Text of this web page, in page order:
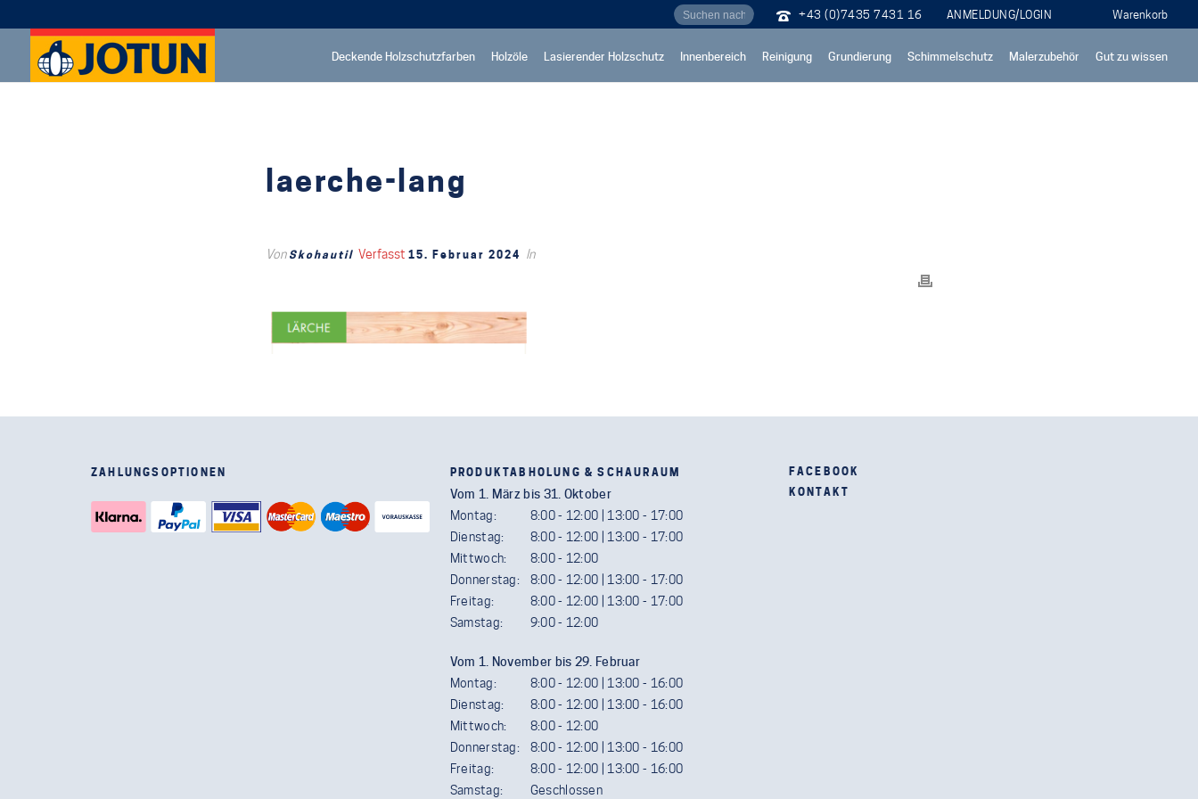
ANMELDUNG/LOGIN
+43 (0)7435 7431 16
Deckende Holzschutzfarben Holzöle Lasierender Holzschutz Innenbereich Reinigung Grundierung Schimmelschutz Malerzubehör Gut zu wissen
laerche-lang
Von Skohautil Verfasst 15. Februar 2024 In
ZAHLUNGSOPTIONEN PRODUKTABHOLUNG & SCHAURAUM
Vom 1. März bis 31. Oktober
Montag:
8:00 - 12:00 | 13:00 - 17:00
Dienstag:
8:00 - 12:00 | 13:00 - 17:00
Mittwoch:
8:00 - 12:00
Donnerstag:
8:00 - 12:00 | 13:00 - 17:00
Freitag:
8:00 - 12:00 | 13:00 - 17:00
Samstag:
9:00 - 12:00
Vom 1. November bis 29. Februar
Montag:
8:00 - 12:00 | 13:00 - 16:00
Dienstag:
8:00 - 12:00 | 13:00 - 16:00
Mittwoch:
8:00 - 12:00
Donnerstag:
8:00 - 12:00 | 13:00 - 16:00
Freitag:
8:00 - 12:00 | 13:00 - 16:00
Samstag:
Geschlossen
FACEBOOK
KONTAKT